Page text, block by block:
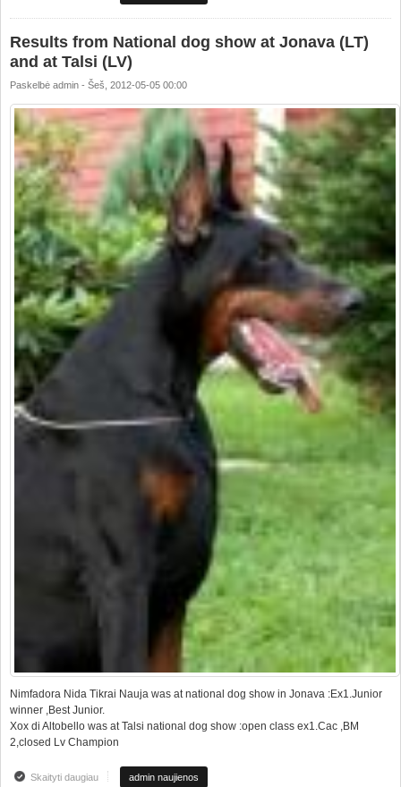
Results from National dog show at Jonava (LT)
and at Talsi (LV)
Paskelbė admin - Šeš, 2012-05-05 00:00
Nimfadora Nida Tikrai Nauja was at national dog show in Jonava :Ex1.Junior
winner ,Best Junior.
Xox di Altobello was at Talsi national dog show :open class ex1.Cac ,BM
2,closed Lv Champion
Skaityti daugiauapie Results from National dog show at Jonava (LT) and at Talsi (LV)
admin naujienos